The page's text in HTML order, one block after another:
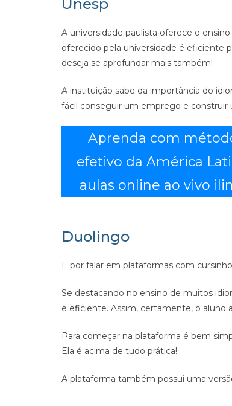
Unesp
A universidade paulista oferece o
oferecido pela universidade é eficiente
deseja se aprofundar mais também!
A instituição sabe da importância do
fácil conseguir um emprego e construir
Aprenda com
efetivo da América
aulas online ao vivo
Duolingo
E por falar em plataformas com
Se destacando no ensino de muitos
é eficiente. Assim, certamente, o aluno
Para começar na plataforma é bem
Ela é acima de tudo prática!
A plataforma também possui uma